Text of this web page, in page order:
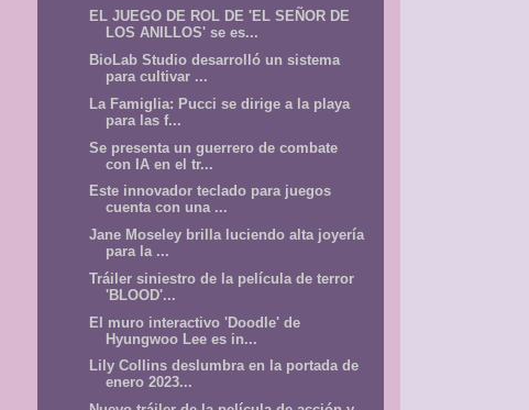
EL JUEGO DE ROL DE 'EL SEÑOR DE
LOS ANILLOS' se es...
BioLab Studio desarrolló un sistema
para cultivar ...
La Famiglia: Pucci se dirige a la playa
para las f...
Se presenta un guerrero de combate
con IA en el tr...
Este innovador teclado para juegos
cuenta con una ...
Jane Moseley brilla luciendo alta joyería
para la ...
Tráiler siniestro de la película de terror
'BLOOD'...
El muro interactivo 'Doodle' de
Hyungwoo Lee es in...
Lily Collins deslumbra en la portada de
enero 2023...